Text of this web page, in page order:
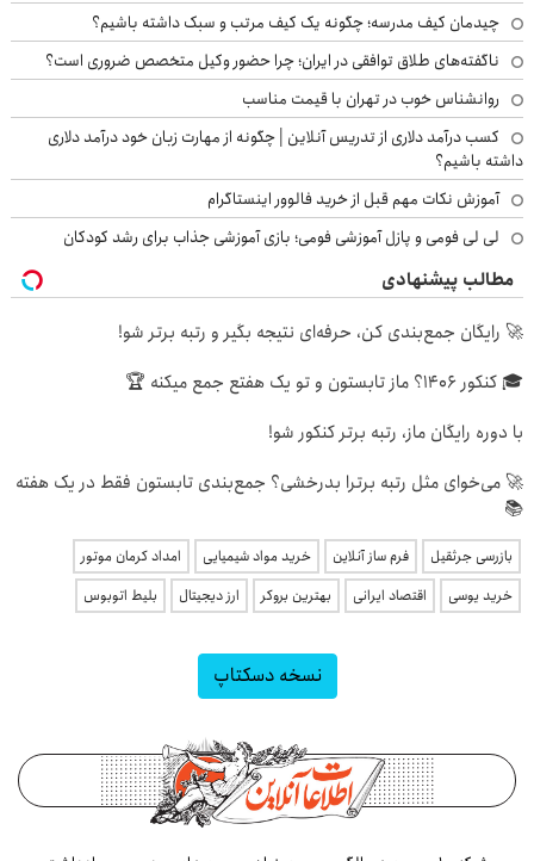
چیدمان کیف مدرسه؛ چگونه یک کیف مرتب و سبک داشته باشیم؟
ناگفته‌های طلاق توافقی در ایران؛ چرا حضور وکیل متخصص ضروری است؟
روانشناس خوب در تهران با قیمت مناسب
کسب درآمد دلاری از تدریس آنلاین | چگونه از مهارت زبان خود درآمد دلاری
داشته باشیم؟
آموزش نکات مهم قبل از خرید فالوور اینستاگرام
لی لی فومی و پازل آموزشی فومی؛ بازی آموزشی جذاب برای رشد کودکان
مطالب پیشنهادی
🚀 رایگان جمع‌بندی کن، حرفه‌ای نتیجه بگیر و رتبه برتر شو!
🎓 کنکور ۱۴۰6؟ ماز تابستون و تو یک هفتع جمع میکنه 🏆
با دوره رایگان ماز، رتبه برتر کنکور شو!
🚀 می‌خوای مثل رتبه برترا بدرخشی؟ جمع‌بندی تابستون فقط در یک هفته
📚
بازرسی جرثقیل فرم ساز آنلاین خرید مواد شیمیایی
امداد کرمان موتور
خرید یوسی
اقتصاد ایرانی بهترین بروکر ارز دیجیتال بلیط اتوبوس
نسخه دسکتاپ